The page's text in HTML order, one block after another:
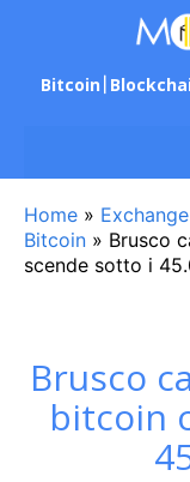
Bitcoin
Home » Exchange
Bitcoin » Brusco
scende sotto i
Brusco
bitcoin